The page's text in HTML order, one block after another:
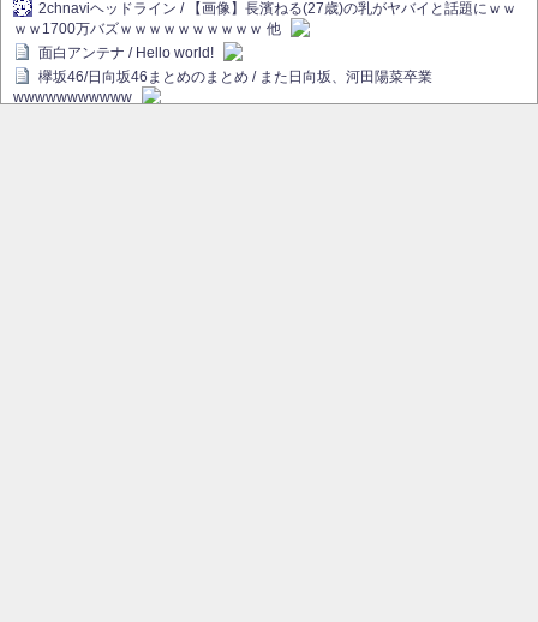
2chnaviヘッドライン / 【画像】長濱ねる(27歳)の乳がヤバイと話題にｗｗ
ｗｗ1700万バズｗｗｗｗｗｗｗｗｗｗ 他
面白アンテナ / Hello world!
欅坂46/日向坂46まとめのまとめ / また日向坂、河田陽菜卒業
wwwwwwwwwww